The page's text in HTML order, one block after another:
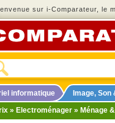
sur i-Comparateur, le
informatique Image, Son
» Electroménager » Ménage